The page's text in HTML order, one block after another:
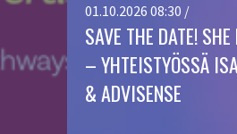
01.10.2026 08:30 /
SAVE THE DATE!
– YHTEISTYÖSSÄ
& ADVISENSE